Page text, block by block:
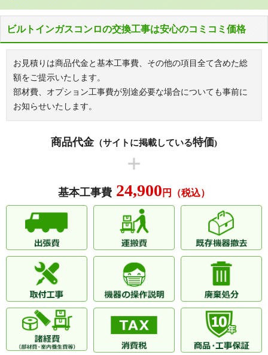
ビルトインガスコンロの交換工事は安心のコミコミ価格
お見積りは商品代金と基本工事費、その他の項目全て含めた総
額をご提示いたします。
部材費、オプション工事費が別途必要な場合についても事前に
お知らせいたします。
商品代金（サイトに掲載している特価)
基本工事費 24,900 円（税込）